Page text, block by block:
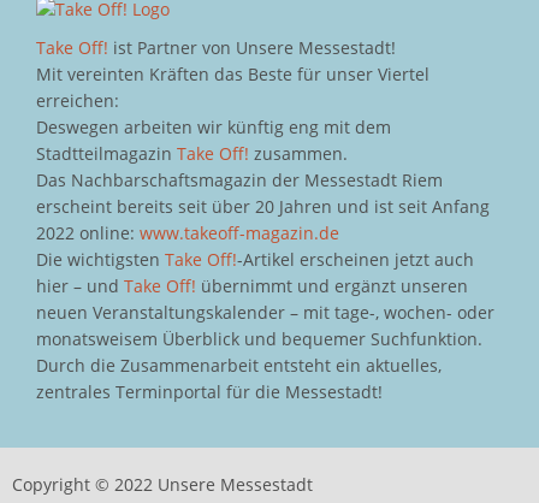
Take Off! ist Partner von Unsere Messestadt!
Mit vereinten Kräften das Beste für unser Viertel
erreichen:
Deswegen arbeiten wir künftig eng mit dem
Stadtteilmagazin Take Off! zusammen.
Das Nachbarschaftsmagazin der Messestadt Riem
erscheint bereits seit über 20 Jahren und ist seit Anfang
2022 online: www.takeoff-magazin.de
Die wichtigsten Take Off!-Artikel erscheinen jetzt auch
hier – und Take Off! übernimmt und ergänzt unseren
neuen Veranstaltungskalender – mit tage-, wochen- oder
monatsweisem Überblick und bequemer Suchfunktion.
Durch die Zusammenarbeit entsteht ein aktuelles,
zentrales Terminportal für die Messestadt!
Copyright © 2022 Unsere Messestadt